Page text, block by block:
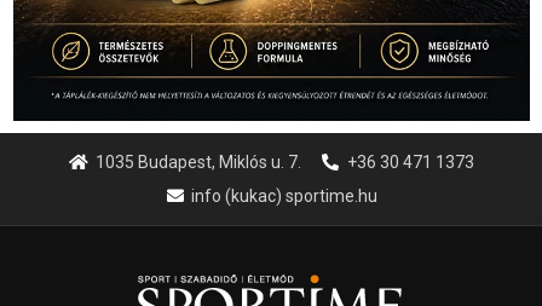
1035 Budapest, Miklós u. 7.
+36 30 471 1373
info (kukac) sportime.hu